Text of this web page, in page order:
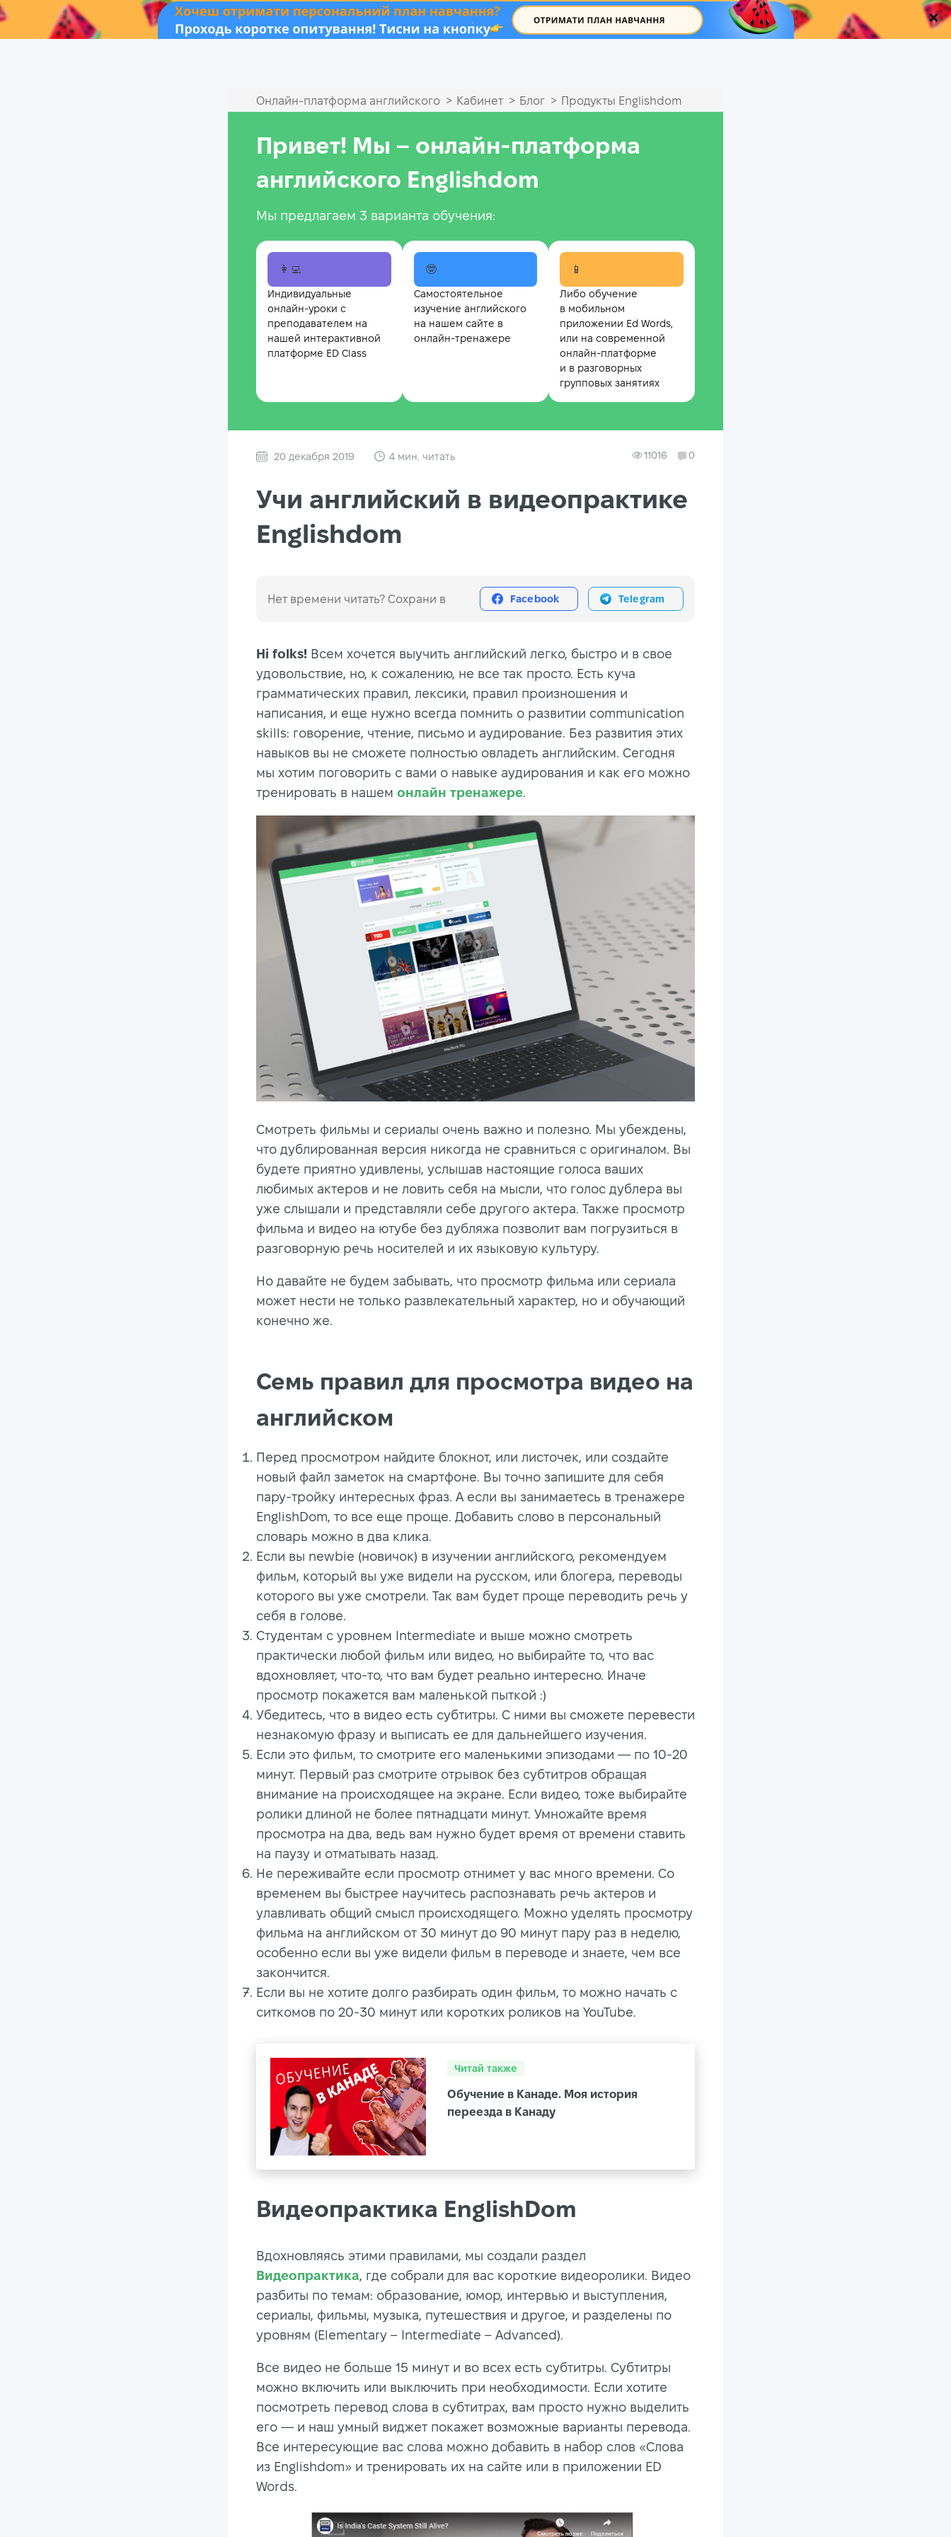
.
Онлайн‑платформа английского > Кабинет > Блог > Продукты Englishdom
Привет! Мы – онлайн‑платформа
английского Englishdom
Мы предлагаем 3 варианта обучения:
👩‍💻
Индивидуальные
онлайн-уроки с
преподавателем на
нашей интерактивной
платформе ED Class
🤓
Самостоятельное
изучение английского
на нашем сайте в
онлайн-тренажере
📱
Либо обучение
в мобильном
приложении Ed Words,
или на современной
онлайн-платформе
и в разговорных
групповых занятиях
20 декабря 2019 4 мин. читать 11016 0
Учи английский в видеопрактике
Englishdom
Нет времени читать? Сохрани в Facebook Telegram
Hi folks! Всем хочется выучить английский легко, быстро и в свое
удовольствие, но, к сожалению, не все так просто. Есть куча
грамматических правил, лексики, правил произношения и
написания, и еще нужно всегда помнить о развитии communication
skills: говорение, чтение, письмо и аудирование. Без развития этих
навыков вы не сможете полностью овладеть английским. Сегодня
мы хотим поговорить с вами о навыке аудирования и как его можно
тренировать в нашем онлайн тренажере.
Смотреть фильмы и сериалы очень важно и полезно. Мы убеждены,
что дублированная версия никогда не сравниться с оригиналом. Вы
будете приятно удивлены, услышав настоящие голоса ваших
любимых актеров и не ловить себя на мысли, что голос дублера вы
уже слышали и представляли себе другого актера. Также просмотр
фильма и видео на ютубе без дубляжа позволит вам погрузиться в
разговорную речь носителей и их языковую культуру.
Но давайте не будем забывать, что просмотр фильма или сериала
может нести не только развлекательный характер, но и обучающий
конечно же.
Семь правил для просмотра видео на
английском
Перед просмотром найдите блокнот, или листочек, или создайте
новый файл заметок на смартфоне. Вы точно запишите для себя
пару-тройку интересных фраз. А если вы занимаетесь в тренажере
EnglishDom, то все еще проще. Добавить слово в персональный
словарь можно в два клика.
Если вы newbie (новичок) в изучении английского, рекомендуем
фильм, который вы уже видели на русском, или блогера, переводы
которого вы уже смотрели. Так вам будет проще переводить речь у
себя в голове.
Студентам с уровнем Intermediate и выше можно смотреть
практически любой фильм или видео, но выбирайте то, что вас
вдохновляет, что-то, что вам будет реально интересно. Иначе
просмотр покажется вам маленькой пыткой :)
Убедитесь, что в видео есть субтитры. С ними вы сможете перевести
незнакомую фразу и выписать ее для дальнейшего изучения.
Если это фильм, то смотрите его маленькими эпизодами — по 10-20
минут. Первый раз смотрите отрывок без субтитров обращая
внимание на происходящее на экране. Если видео, тоже выбирайте
ролики длиной не более пятнадцати минут. Умножайте время
просмотра на два, ведь вам нужно будет время от времени ставить
на паузу и отматывать назад.
Не переживайте если просмотр отнимет у вас много времени. Со
временем вы быстрее научитесь распознавать речь актеров и
улавливать общий смысл происходящего. Можно уделять просмотру
фильма на английском от 30 минут до 90 минут пару раз в неделю,
особенно если вы уже видели фильм в переводе и знаете, чем все
закончится.
Если вы не хотите долго разбирать один фильм, то можно начать с
ситкомов по 20-30 минут или коротких роликов на YouTube.
Читай также
Обучение в Канаде. Моя история
переезда в Канаду
Видеопрактика EnglishDom
Вдохновляясь этими правилами, мы создали раздел
Видеопрактика, где собрали для вас короткие видеоролики. Видео
разбиты по темам: образование, юмор, интервью и выступления,
сериалы, фильмы, музыка, путешествия и другое, и разделены по
уровням (Elementary – Intermediate – Advanced).
Все видео не больше 15 минут и во всех есть субтитры. Субтитры
можно включить или выключить при необходимости. Если хотите
посмотреть перевод слова в субтитрах, вам просто нужно выделить
его — и наш умный виджет покажет возможные варианты перевода.
Все интересующие вас слова можно добавить в набор слов «Слова
из Englishdom» и тренировать их на сайте или в приложении ED
Words.